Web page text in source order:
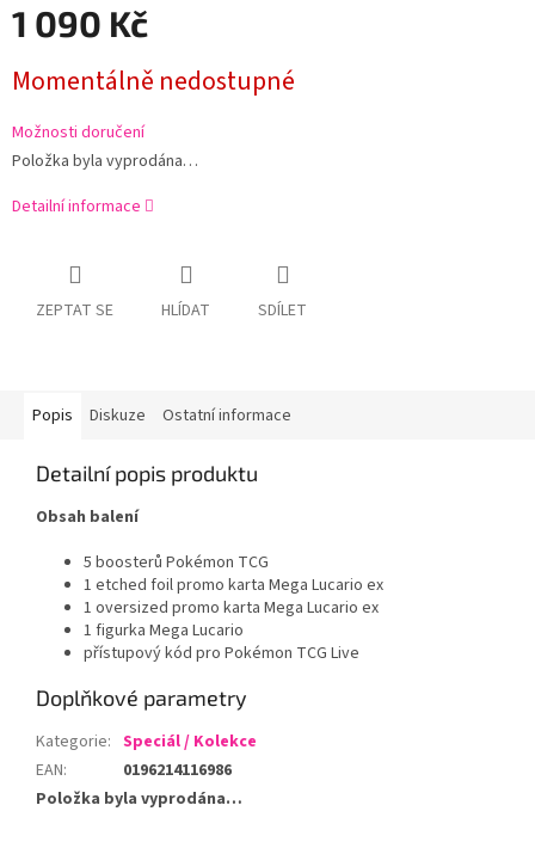
1 090 Kč
cena:
Momentálně nedostupné
Možnosti doručení
Položka byla vyprodána…
Detailní informace
ZEPTAT SE HLÍDAT SDÍLET
Popis Diskuze Ostatní informace
Detailní popis produktu
Obsah balení
5 boosterů Pokémon TCG
1 etched foil promo karta Mega Lucario ex
1 oversized promo karta Mega Lucario ex
1 figurka Mega Lucario
přístupový kód pro Pokémon TCG Live
Doplňkové parametry
Kategorie: Speciál / Kolekce
EAN:
0196214116986
Položka byla vyprodána…